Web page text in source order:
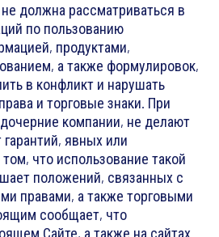
должна рассматриваться в
по пользованию
продуктами,
а также формулировок,
в конфликт и нарушать
и торговые знаки. При
компании, не делают
явных или
что использование такой
положений, связанных с
правами, а также торговыми
сообщает, что
Сайте, а также на сайтах